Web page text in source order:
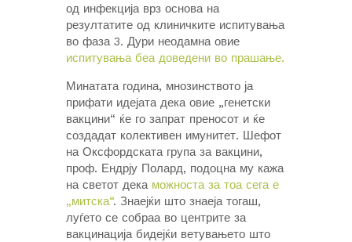
од инфекција врз основа на
резултатите од клиничките испитувања
во фаза 3. Дури неодамна овие
испитувања беа доведени во прашање.
Минатата година, мнозинството ја
прифати идејата дека овие „генетски
вакцини“ ќе го запрат преносот и ќе
создадат колективен имунитет. Шефот
на Оксфордската група за вакцини,
проф. Ендрју Полард, подоцна му кажа
на светот дека можноста за тоа сега е
„митска“. Знаејќи што знаеја тогаш,
луѓето се собраа во центрите за
вакцинација бидејќи ветувањето што